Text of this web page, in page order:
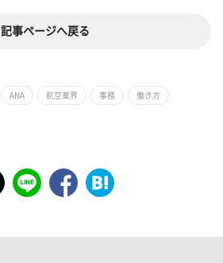
記事ページへ戻る
ANA 航空業界 事務 働き方